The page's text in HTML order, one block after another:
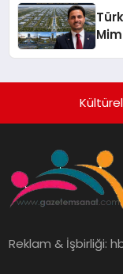
Reklam & İşbirliği: